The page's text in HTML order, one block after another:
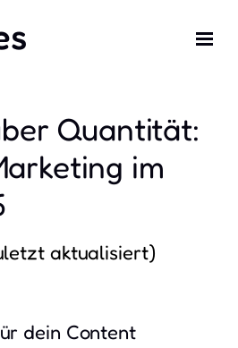
Quantität:
im
dein Content